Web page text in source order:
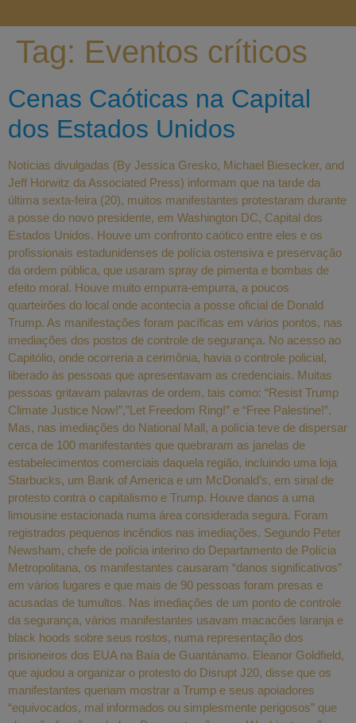
Tag: Eventos críticos
Cenas Caóticas na Capital
dos Estados Unidos
Notícias divulgadas (By Jessica Gresko, Michael Biesecker, and
Jeff Horwitz da Associated Press) informam que na tarde da
última sexta-feira (20), muitos manifestantes protestaram durante
a posse do novo presidente, em Washington DC, Capital dos
Estados Unidos. Houve um confronto caótico entre eles e os
profissionais estadunidenses de polícia ostensiva e preservação
da ordem pública, que usaram spray de pimenta e bombas de
efeito moral. Houve muito empurra-empurra, a poucos
quarteirões do local onde acontecia a posse oficial de Donald
Trump. As manifestações foram pacíficas em vários pontos, nas
imediações dos postos de controle de segurança. No acesso ao
Capitólio, onde ocorreria a cerimônia, havia o controle policial,
liberado às pessoas que apresentavam as credenciais. Muitas
pessoas gritavam palavras de ordem, tais como: “Resist Trump
Climate Justice Now!”,”Let Freedom Ring!” e “Free Palestine!”.
Mas, nas imediações do National Mall, a polícia teve de dispersar
cerca de 100 manifestantes que quebraram as janelas de
estabelecimentos comerciais daquela região, incluindo uma loja
Starbucks, um Bank of America e um McDonald’s, em sinal de
protesto contra o capitalismo e Trump. Houve danos a uma
limousine estacionada numa área considerada segura. Foram
registrados pequenos incêndios nas imediações. Segundo Peter
Newsham, chefe de polícia interino do Departamento de Polícia
Metropolitana, os manifestantes causaram “danos significativos”
em vários lugares e que mais de 90 pessoas foram presas e
acusadas de tumultos. Nas imediações de um ponto de controle
da segurança, vários manifestantes usavam macacões laranja e
black hoods sobre seus rostos, numa representação dos
prisioneiros dos EUA na Baía de Guantánamo. Eleanor Goldfield,
que ajudou a organizar o protesto do Disrupt J20, disse que os
manifestantes queriam mostrar a Trump e seus apoiadores
“equivocados, mal informados ou simplesmente perigosos” que